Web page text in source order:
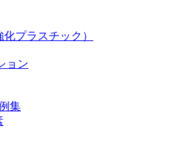
プラスチック）
ョン
集